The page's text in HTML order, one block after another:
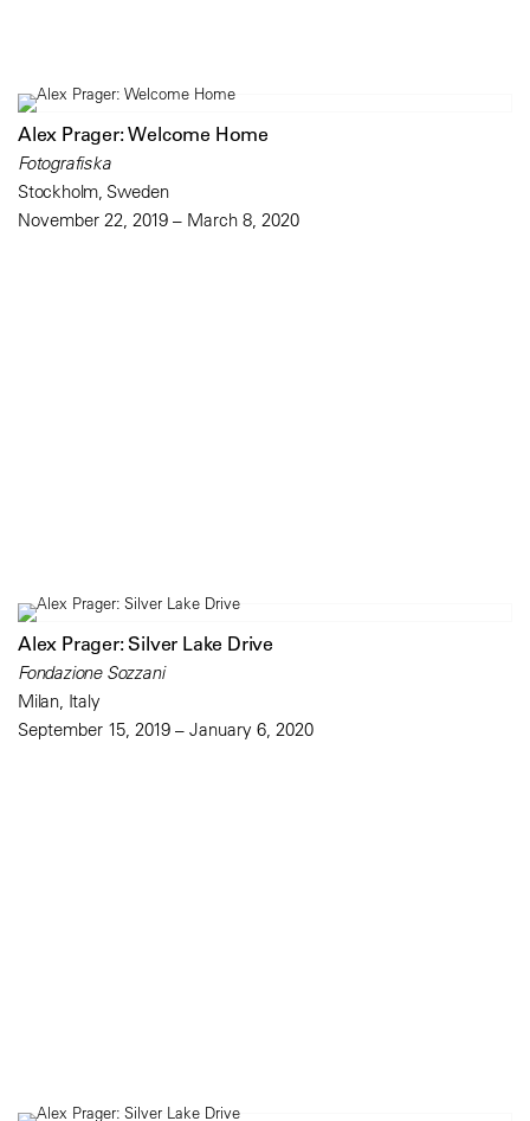
Alex Prager: Welcome Home
Fotografiska
Stockholm, Sweden
November 22, 2019 – March 8, 2020
Alex Prager: Silver Lake Drive
Fondazione Sozzani
Milan, Italy
September 15, 2019 – January 6, 2020